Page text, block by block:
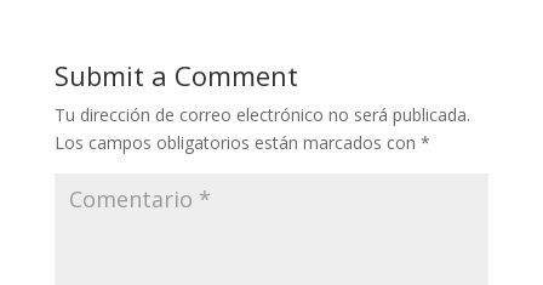
Submit a Comment
Tu dirección de correo electrónico no será publicada.
Los campos obligatorios están marcados con *